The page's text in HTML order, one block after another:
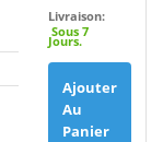
Livraison:
Sous 7
Jours.
Ajouter
Au
Panier